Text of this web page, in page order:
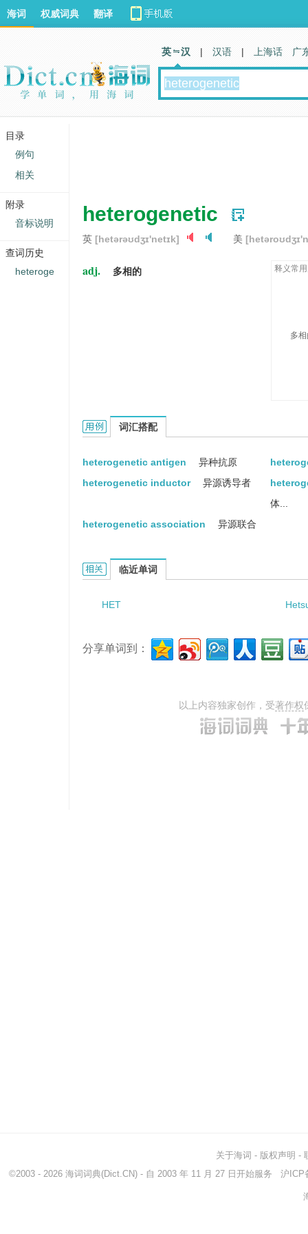
heterogenetic
英 [hetərəʊdʒɪ'netɪk] 美
adj. 多相的 释义常
多
heterogenetic的用法和样例：
词汇搭配
heterogenetic antigen 异种抗原
heterogenetic inductor
异源诱导者
体...
heterogenetic association
异源联合
heterogenetic的相关资料：
临近单词
HET
分享单词到：
以上内容独家创作，受著作权
海词 权威词典 翻译
英 汉 | 汉语 | 上海话 广
关于海词 - 版权声明 -
©2003 - 2026 海词词典(Dict.CN) - 自 2003 年 11 月 27 日开始服务 沪ICP
目录
例句
相关
附录
音标说明
查词历史
heteroge